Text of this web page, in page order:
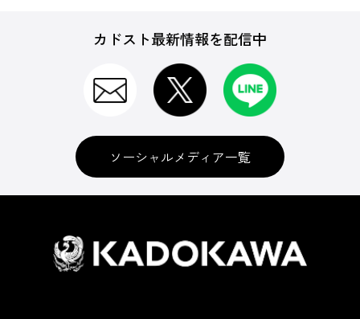
カドスト最新情報を配信中
ソーシャルメディア一覧